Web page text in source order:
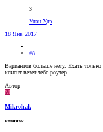
3
Улан-Удэ
18 Янв 2017
#8
Вариантов больше нету. Ехать
клиент везет тебе роутер.
Автор
M
Mikrohak
новичок